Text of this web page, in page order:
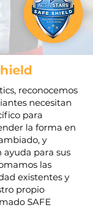
reconocemos
necesitan
para
la forma en
y
para sus
las
existentes y
propio
SAFE